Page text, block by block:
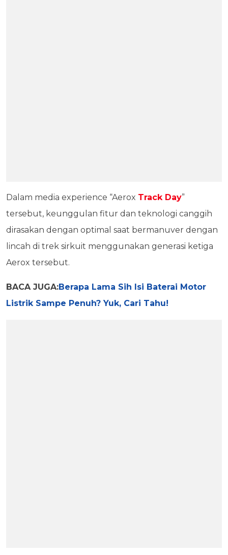
Dalam media experience “Aerox Track Day”
tersebut, keunggulan fitur dan teknologi canggih
dirasakan dengan optimal saat bermanuver dengan
lincah di trek sirkuit menggunakan generasi ketiga
Aerox tersebut.
BACA JUGA:Berapa Lama Sih Isi Baterai Motor
Listrik Sampe Penuh? Yuk, Cari Tahu!